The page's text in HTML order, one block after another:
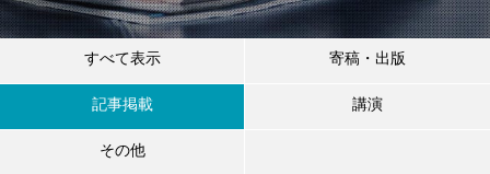
すべて表示
講演
記事掲載
寄稿・出版
その他